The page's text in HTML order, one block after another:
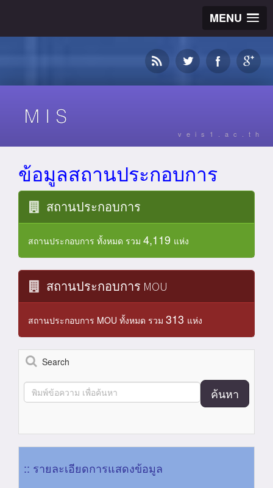
MENU
veis1.ac.th
ข้อมูลสถานประกอบการ
สถานประกอบการ
สถานประกอบการ ทั้งหมด รวม 4,119 แห่ง
สถานประกอบการ MOU
สถานประกอบการ MOU ทั้งหมด รวม 313 แห่ง
Search
ค้นหา
:: รายละเอียดการแสดงข้อมูล